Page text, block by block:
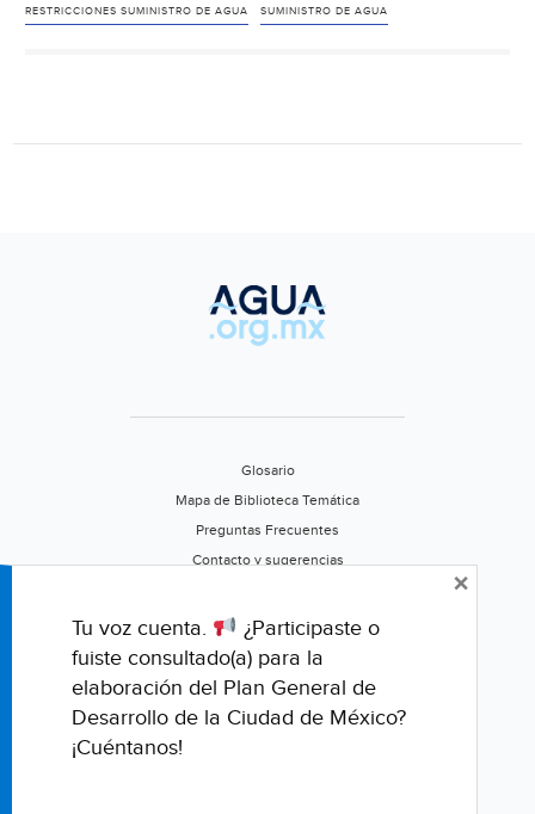
de
RESTRICCIONES SUMINISTRO DE AGUA SUMINISTRO DE AGUA
Glosario
Mapa de Biblioteca Temática
Preguntas Frecuentes
Contacto y sugerencias
Califica este portal
Tu voz cuenta.
¿Participaste o
fuiste consultado(a) para la
elaboración del Plan General de
Desarrollo de la Ciudad de México?
¡Cuéntanos!
×